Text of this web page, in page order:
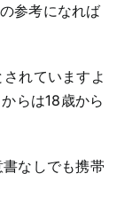
参考になれば
されていますよ
らは18歳から
なしでも携帯